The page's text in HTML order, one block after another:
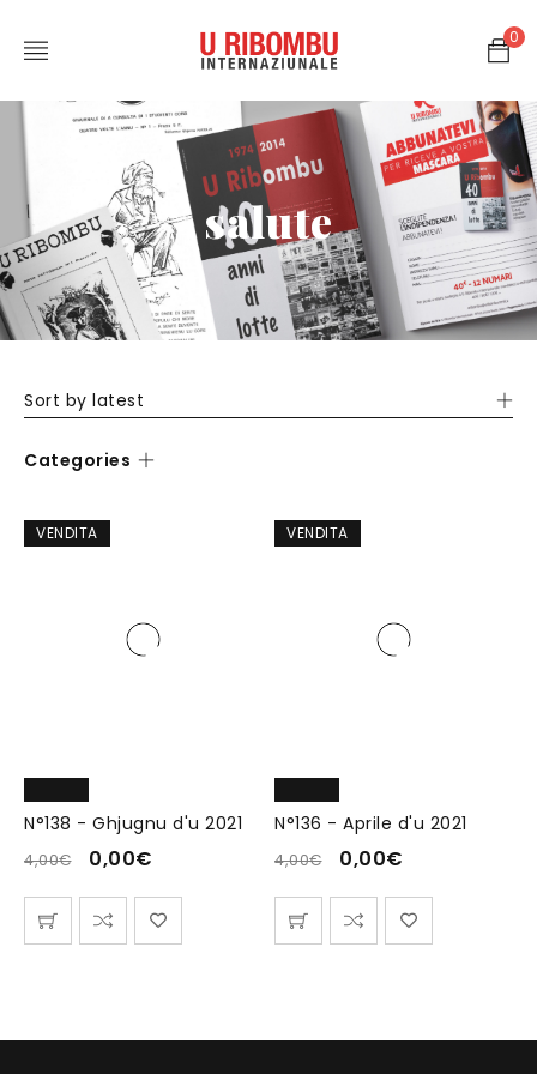
0
salute
Sort by latest
Categories
VENDITA
N°138 - Ghjugnu d'u 2021
4,00€ 0,00€
VENDITA
N°136 - Aprile d'u 2021
4,00€ 0,00€